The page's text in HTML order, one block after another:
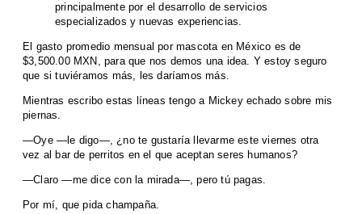
principalmente por el desarrollo de servicios
especializados y nuevas experiencias.
El gasto promedio mensual por mascota en México es de
$3,500.00 MXN, para que nos demos una idea. Y estoy seguro
que si tuviéramos más, les daríamos más.
Mientras escribo estas líneas tengo a Mickey echado sobre mis
piernas.
—Oye —le digo—, ¿no te gustaría llevarme este viernes otra
vez al bar de perritos en el que aceptan seres humanos?
—Claro —me dice con la mirada—, pero tú pagas.
Por mí, que pida champaña.